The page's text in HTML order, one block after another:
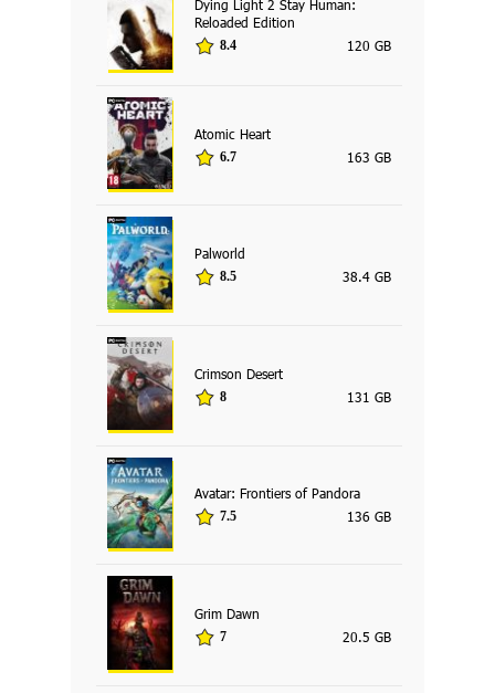
Dying Light 2 Stay Human:
Reloaded Edition
8.4 120 GB
Atomic Heart
6.7 163 GB
Palworld
8.5 38.4 GB
Crimson Desert
8 131 GB
Avatar: Frontiers of Pandora
7.5 136 GB
Grim Dawn
7 20.5 GB